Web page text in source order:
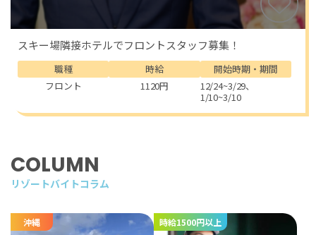
スキー場隣接ホテルでフロントスタッフ募集！
職種
フロント
時給
1120円
開始時期・期間
12/24~3/29、
1/10~3/10
COLUMN
リゾートバイトコラム
沖縄 時給1500円以上